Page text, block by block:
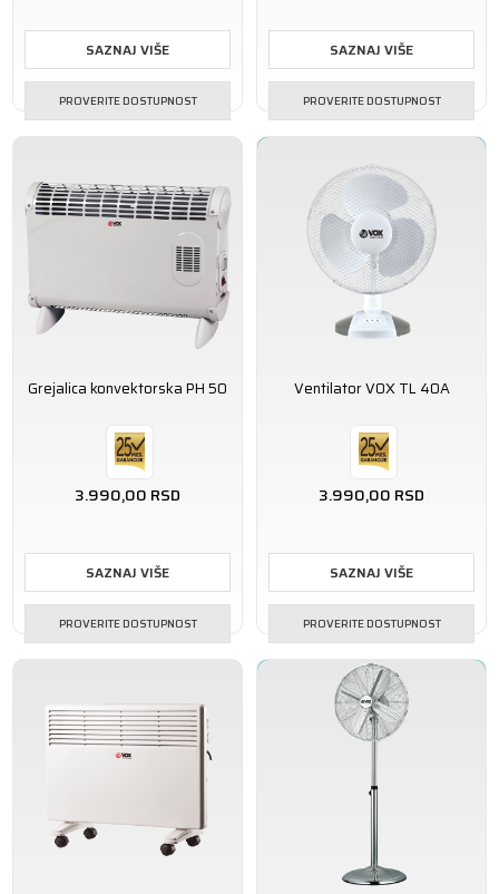
SAZNAJ VIŠE
PROVERITE DOSTUPNOST
SAZNAJ VIŠE
PROVERITE DOSTUPNOST
Grejalica konvektorska PH 50
3.990,00 RSD
SAZNAJ VIŠE
PROVERITE DOSTUPNOST
Ventilator VOX TL 40A
3.990,00 RSD
SAZNAJ VIŠE
PROVERITE DOSTUPNOST